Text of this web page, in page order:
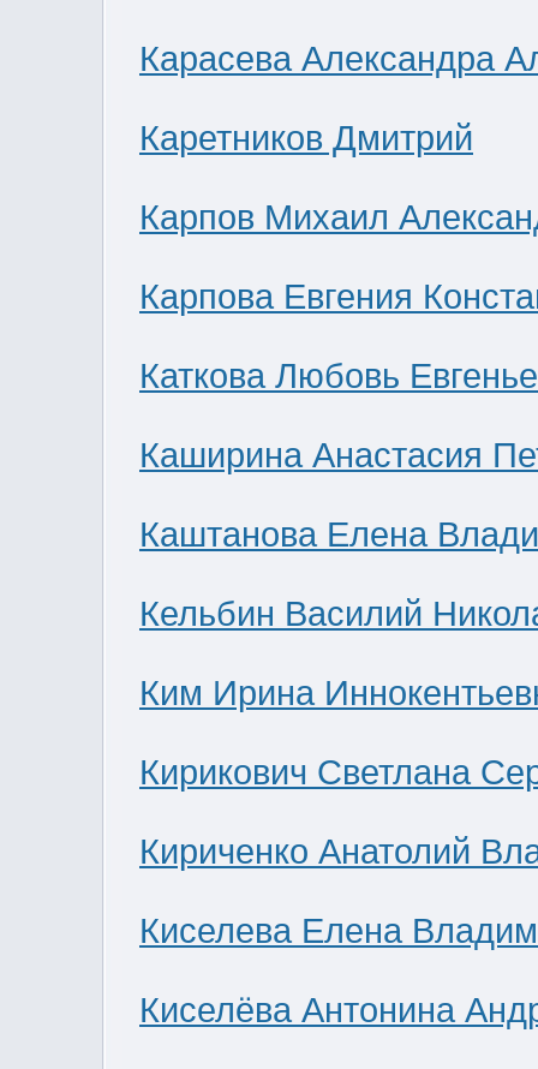
Карасева Александра
Каретников Дмитрий
Карпов Михаил
Карпова Евгения
Каткова Любовь
Каширина Анастасия
Каштанова Елена
Кельбин Василий
Ким Ирина
Кирикович Светлана
Кириченко Анатолий
Киселева Елена
Киселёва Антонина